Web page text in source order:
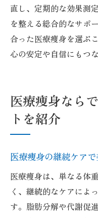
直し、定期的な効果測
を整える総合的なサポ
合った医療痩身を選ぶ
心の安定や自信にもつ
医療痩身なら
トを紹介
医療痩身の継続ケア
医療痩身は、単なる体
く、継続的なケアによ
す。脂肪分解や代謝促